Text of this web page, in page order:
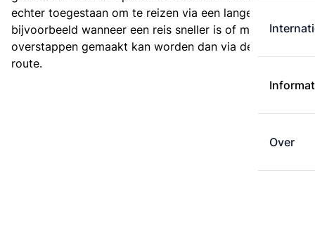
Over
echter toegestaan om te reizen via een langere route,
bijvoorbeeld wanneer een reis sneller is of met minder
overstappen gemaakt kan worden dan via de kortste
route.